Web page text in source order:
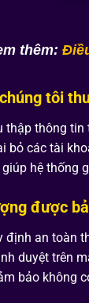
thêm:
tôi
thập thông tin
bỏ các tài
hệ thống
được
định an toàn
duyệt trên
bảo không